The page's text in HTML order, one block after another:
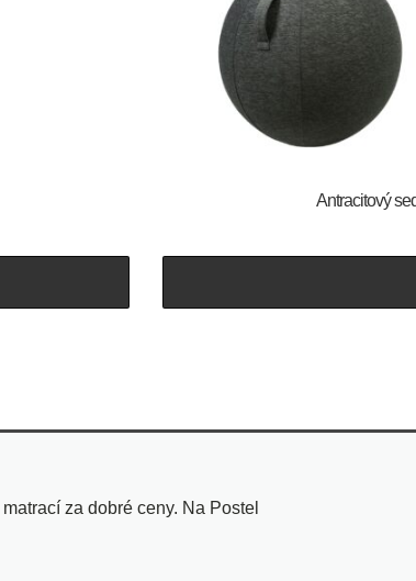
Antracitový
za dobré ceny. Na Postel